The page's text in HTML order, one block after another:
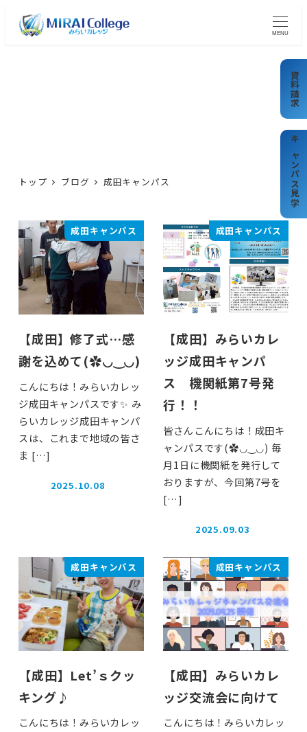
MENU
トップ ブログ 成田キャンパス
成田キャンパス
【成田】修了式…感
謝を込めて(✿◡‿◡)
こんにちは！みらいカレッ
ジ成田キャンパスです✨ み
らいカレッジ成田キャンパ
スは、これまで地域の皆さ
ま […]
投稿日
2025.10.08
成田キャンパス
【成田】みらいカレ
ッジ成田キャンパ
ス 機関紙第7号発
行！！
皆さんこんにちは！成田キ
ャンパスです(✿◡‿◡) 毎
月1日に機関紙を発行して
おりますが、今回第7号を
[…]
投稿日
2025.09.03
成田キャンパス
【成田】Let’ｓクッ
キング♪
こんにちは！みらいカレッ
成田キャンパス
【成田】みらいカレ
ッジ交流会に向けて
こんにちは！みらいカレッ
資料請求
キャンパス見学